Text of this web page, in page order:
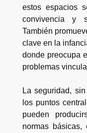
estos espacios
convivencia y
También
clave en la
donde preocupa
problemas
La seguridad,
los puntos
pueden
normas